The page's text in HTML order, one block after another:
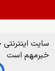
سایت
خبرمهم است